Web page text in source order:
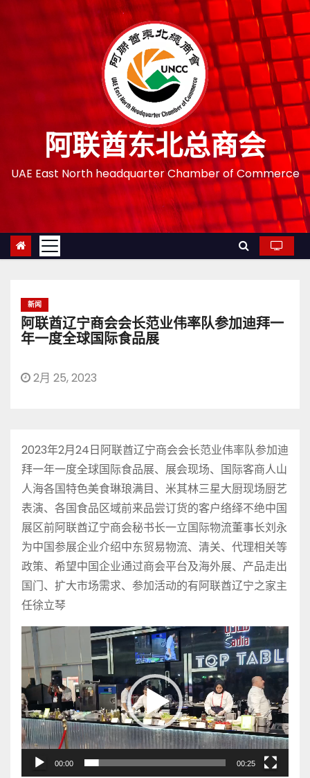
阿联酋东北总商会
UAE East North headquarter Chamber of Commerce
新闻
阿联酋辽宁商会会长范业伟率队参加迪拜一
年一度全球国际食品展
2月 25, 2023
2023年2月24日阿联酋辽宁商会会长范业伟率队参加迪
拜一年一度全球国际食品展、展会现场、国际客商人山
人海各国特色美食琳琅满目、米其林三星大厨现场厨艺
表演、各国食品区域前来品尝订货的客户络绎不绝中国
展区前阿联酋辽宁商会秘书长一立国际物流董事长刘永
为中国参展企业介绍中东贸易物流、清关、代理相关等
政策、希望中国企业通过商会平台及海外展、产品走出
国门、扩大市场需求、参加活动的有阿联酋辽宁之家主
任徐立琴
视
播
放
器
00:00 00:25